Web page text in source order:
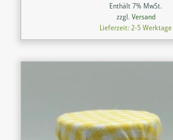
Enthält 7% MwSt.
zzgl. Versand
Lieferzeit: 2-5 Werktage